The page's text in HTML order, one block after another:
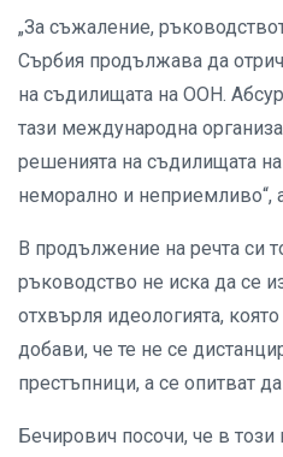
„За съжаление,
Сърбия продължава да
на съдилищата на ООН.
тази международна
решенията на съдилищата
неморално и неприемливо“,
В продължение на речта си
ръководство не иска да се
отхвърля идеологията,
добави, че те не се
престъпници, а се опитват
Бечирович посочи, че в този